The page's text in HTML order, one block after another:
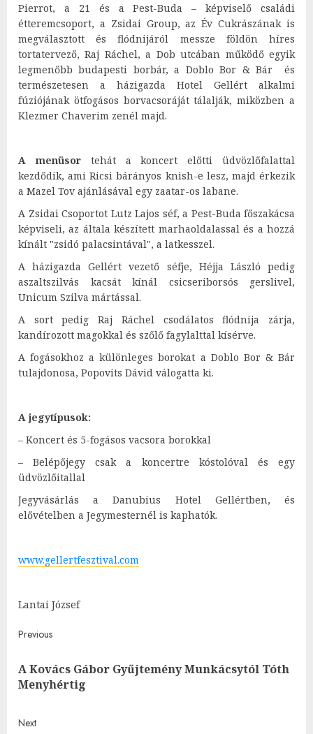
Pierrot, a 21 és a Pest-Buda – képviselő családi
étteremcsoport, a Zsidai Group, az Év Cukrászának is
megválasztott és flódnijáról messze földön híres
tortatervező, Raj Ráchel, a Dob utcában működő egyik
legmenőbb budapesti borbár, a Doblo Bor & Bár és
természetesen a házigazda Hotel Gellért alkalmi
fúziójának ötfogásos borvacsoráját tálalják, miközben a
Klezmer Chaverim zenél majd.
A menüsortehát a koncert előtti üdvözlőfalattal
kezdődik, ami Ricsi bárányos knish-e lesz, majd érkezik
a Mazel Tov ajánlásával egy zaatar-os labane.
A Zsidai Csoportot Lutz Lajos séf, a Pest-Buda főszakácsa
képviseli, az általa készített marhaoldalassal és a hozzá
kínált "zsidó palacsintával", a latkesszel.
A házigazda Gellért vezető séfje, Héjja László pedig
aszaltszilvás kacsát kínál csicseriborsós gerslivel,
Unicum Szilva mártással.
A sort pedig Raj Ráchel csodálatos flódnija zárja,
kandírozott magokkal és szőlő fagylalttal kísérve.
A fogásokhoz a különleges borokat a Doblo Bor & Bár
tulajdonosa, Popovits Dávid válogatta ki.
A jegytípusok:
– Koncert és 5-fogásos vacsora borokkal
– Belépőjegy csak a koncertre kóstolóval és egy
üdvözlőitallal
Jegyvásárlás a Danubius Hotel Gellértben, és
elővételben a Jegymesternél is kaphatók.
www.gellertfesztival.com
Lantai József
Post
navigation
Previous
A Kovács Gábor Gyűjtemény Munkácsytól Tóth
Menyhértig
Next